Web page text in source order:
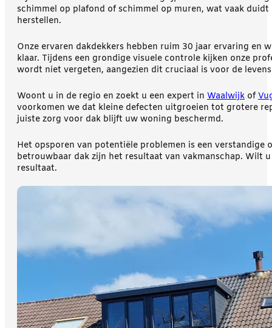
schimmel op plafond of schimmel op muren, wat vaak
herstellen.
Onze ervaren dakdekkers hebben ruim 30 jaar ervaring en
klaar. Tijdens een grondige visuele controle kijken onze
wordt niet vergeten, aangezien dit cruciaal is voor de
Woont u in de regio en zoekt u een expert in Waalwijk of
voorkomen we dat kleine defecten uitgroeien tot grotere
juiste zorg voor dak blijft uw woning beschermd.
Het opsporen van potentiële problemen is een
betrouwbaar dak zijn het resultaat van vakmanschap. Wilt
resultaat.